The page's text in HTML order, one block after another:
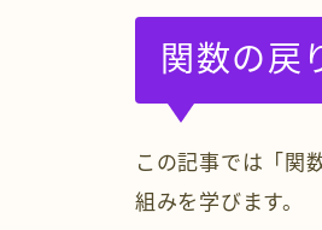
関数の戻
この記事では「関
組みを学びます。